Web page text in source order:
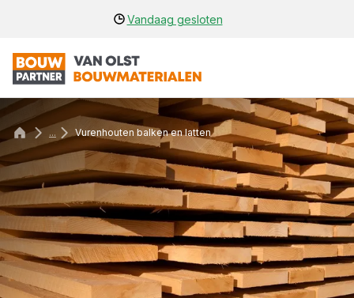
Vandaag gesloten
... Vurenhouten balken en latten